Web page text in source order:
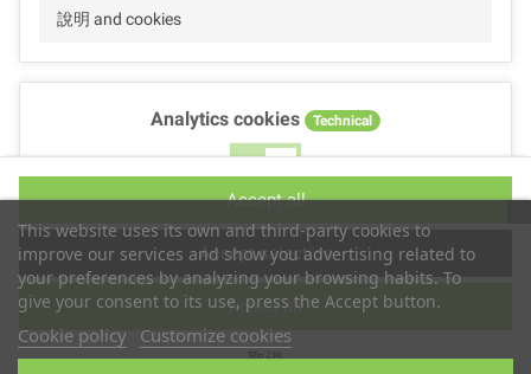
This website uses its own and third-party cookies to
improve our services and show you advertising related to
your preferences by analyzing your browsing habits. To
give your consent to its use, press the Accept button.
Cookie policy Customize cookies
說明 and cookies
Analytics cookies Technical
No Yes
Performance cookies
No Yes
取消
Reject all
Accept selection
Accept all